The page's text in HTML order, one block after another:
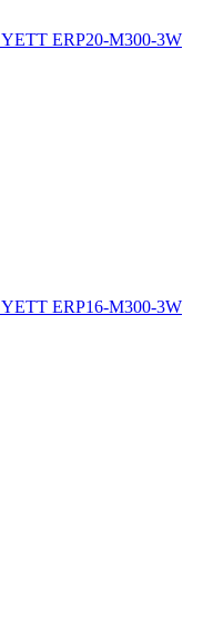
ERP20-M300-3W
ERP16-M300-3W